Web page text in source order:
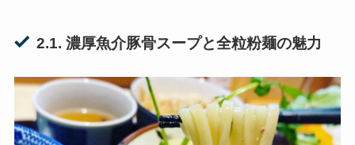
2.1. 濃厚魚介豚骨スープと全粒粉麺の魅力